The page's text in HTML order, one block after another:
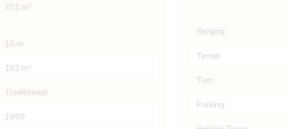
351 m²
10 m
183 m²
Traditioneel
1959
Berging:
Terras:
Tuin:
Parking: